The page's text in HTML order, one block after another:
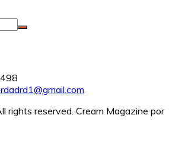
rights reserved. Cream Magazine por